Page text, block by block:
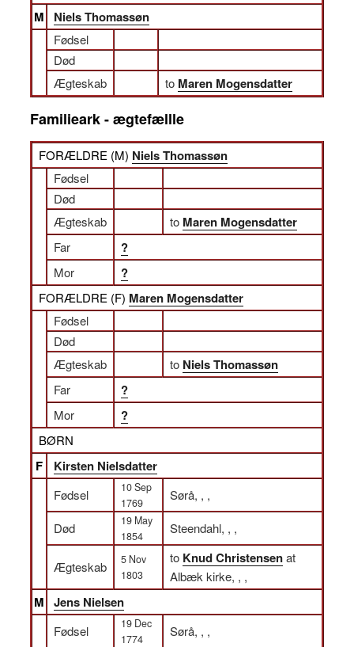
M Niels Thomassøn
Fødsel
Død
Ægteskab
to Maren Mogensdatter
Familieark - ægtefællle
FORÆLDRE (M) Niels Thomassøn
Fødsel
Død
Ægteskab
to Maren Mogensdatter
Far ?
Mor ?
FORÆLDRE (F) Maren Mogensdatter
Fødsel
Død
Ægteskab
to Niels Thomassøn
Far ?
Mor ?
BØRN
F Kirsten Nielsdatter
Fødsel
10 Sep
1769
Sørå, , ,
Død
19 May
1854
Steendahl, , ,
Ægteskab
5 Nov
1803
to Knud Christensenat
Albæk kirke, , ,
M Jens Nielsen
Fødsel
19 Dec
1774
Sørå, , ,